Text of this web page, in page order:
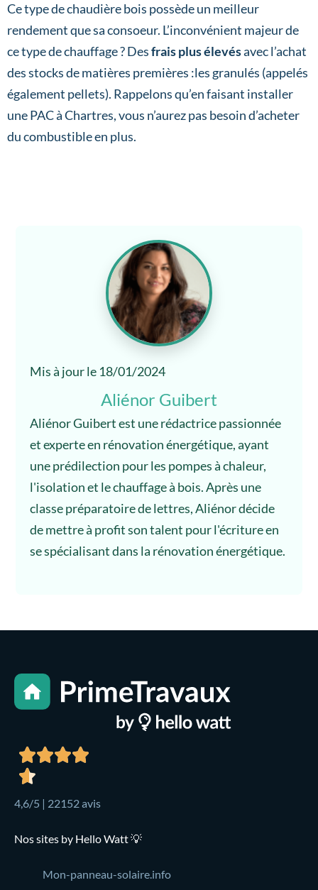
Ce type de chaudière bois possède un meilleur
rendement que sa consoeur. L’inconvénient majeur de
ce type de chauffage ? Desfrais plus élevésavec l’achat
des stocks de matières premières :les granulés (appelés
également pellets). Rappelons qu’en faisant installer
une PAC à Chartres, vous n’aurez pas besoin d’acheter
du combustible en plus.
Mis à jour le 18/01/2024
Aliénor Guibert
Aliénor Guibert est une rédactrice passionnée
et experte en rénovation énergétique, ayant
une prédilection pour les pompes à chaleur,
l'isolation et le chauffage à bois. Après une
classe préparatoire de lettres, Aliénor décide
de mettre à profit son talent pour l'écriture en
se spécialisant dans la rénovation énergétique.
4,6/5 | 22152 avis
Nos sites by Hello Watt 💡
Mon-panneau-solaire.info